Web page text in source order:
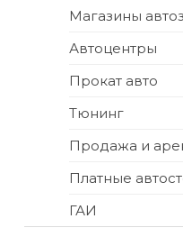
Магазины
Автоцентры
Прокат авто
Тюнинг
Продажа и
Платные
ГАИ